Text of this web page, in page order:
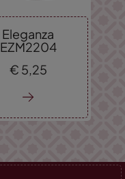
Eleganza
EZM2204
€ 5,25